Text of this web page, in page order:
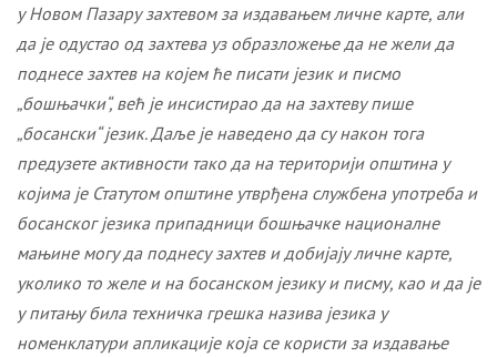
у Новом Пазару захтевом за издавањем личне карте, али
да је одустао од захтева уз образложење да не жели да
поднесе захтев на којем ће писати језик и писмо
„бошњачки“, већ је инсистирао да на захтеву пише
„босански“ језик. Даље је наведено да су након тога
предузете активности тако да на територији општина у
којима је Статутом општине утврђена службена употреба и
босанског језика припадници бошњачке националне
мањине могу да поднесу захтев и добијају личне карте,
уколико то желе и на босанском језику и писму, као и да је
у питању била техничка грешка назива језика у
номенклатури апликације која се користи за издавање